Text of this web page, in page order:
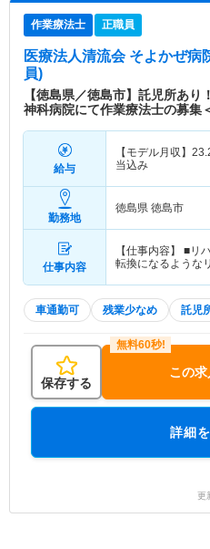
作業療法士 正職員
医療法人清流会 そよかぜ病
員)
【徳島県／徳島市】託児所あ
神科病院にて作業療法士の募集
給与
【モデル月収】
当込み
勤務地
徳島県 徳島市
仕事内容
【仕事内容】 ■リ
転換になるような
車通勤可 残業少なめ 託児
保存する
この
詳細
更